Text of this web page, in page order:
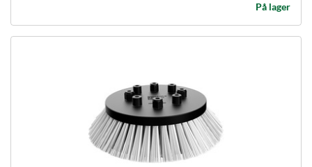
På lager